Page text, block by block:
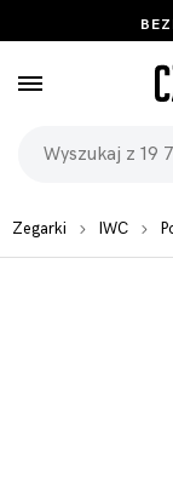
Zegarki IWC